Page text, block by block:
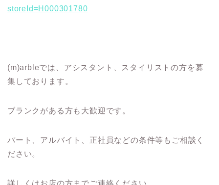
storeId=H000301780
(m)arbleでは、アシスタント、スタイリストの方を募
集しております。
ブランクがある方も大歓迎です。
パート、アルバイト、正社員などの条件等もご相談く
ださい。